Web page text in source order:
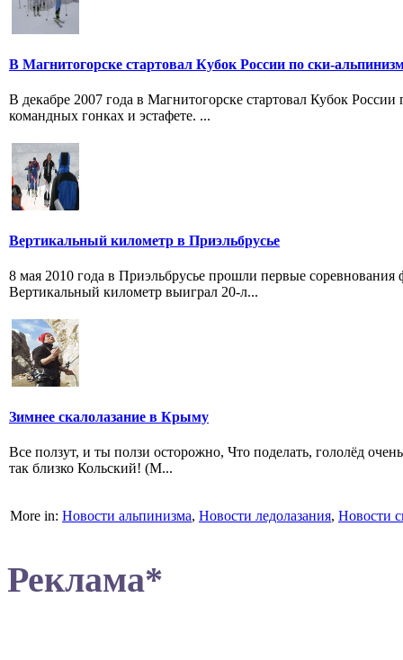
В Магнитогорске стартовал Кубок России по ски-
В декабре 2007 года в Магнитогорске стартовал Кубок
командных гонках и эстафете. ...
Вертикальный километр в Приэльбрусье
8 мая 2010 года в Приэльбрусье прошли первые
Вертикальный километр выиграл 20-л...
Зимнее скалолазание в Крыму
Все ползут, и ты ползи осторожно, Что поделать, гололёд
так близко Кольский! (М...
More in: Новости альпинизма, Новости ледолазания, Новости
Реклама*